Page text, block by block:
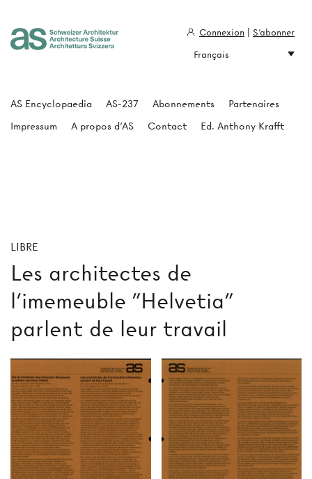
LIBRE
Les architectes de
l'imemeuble "Helvetia"
parlent de leur travail
AS Encyclopaedia AS-237 Abonnements
Partenaires
Impressum
A propos d'AS Contact Ed. Anthony Krafft
Connexion
S'abonner
Français